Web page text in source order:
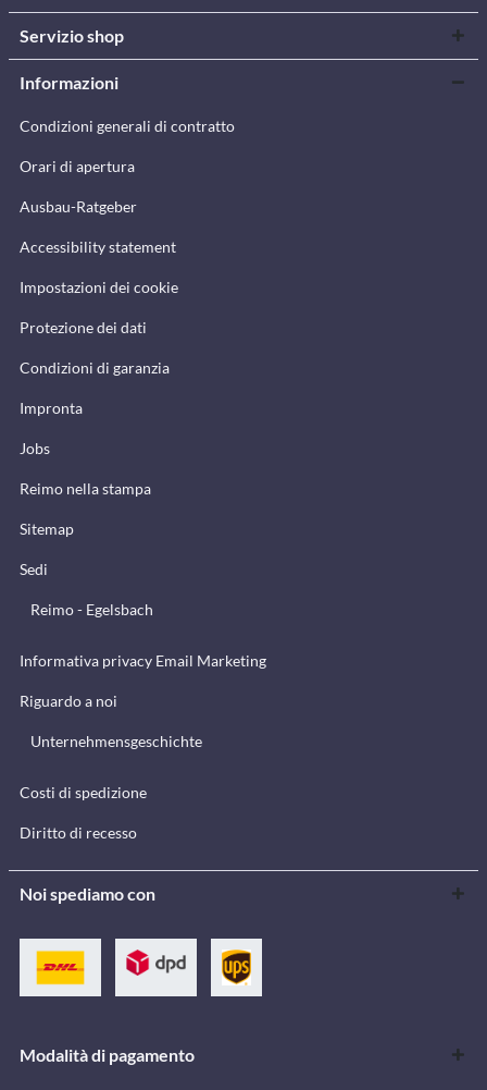
Servizio shop
Informazioni
Condizioni generali di contratto
Orari di apertura
Ausbau-Ratgeber
Accessibility statement
Impostazioni dei cookie
Protezione dei dati
Condizioni di garanzia
Impronta
Jobs
Reimo nella stampa
Sitemap
Sedi
Reimo - Egelsbach
Informativa privacy Email Marketing
Riguardo a noi
Unternehmensgeschichte
Costi di spedizione
Diritto di recesso
Noi spediamo con
Modalità di pagamento